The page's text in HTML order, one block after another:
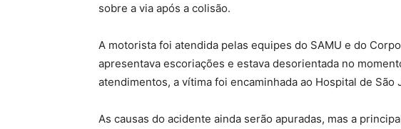
sobre a via após a colisão.
A motorista foi atendida pelas equipes do SAMU e do
apresentava escoriações e estava desorientada no
atendimentos, a vítima foi encaminhada ao Hospital de São
As causas do acidente ainda serão apuradas, mas a